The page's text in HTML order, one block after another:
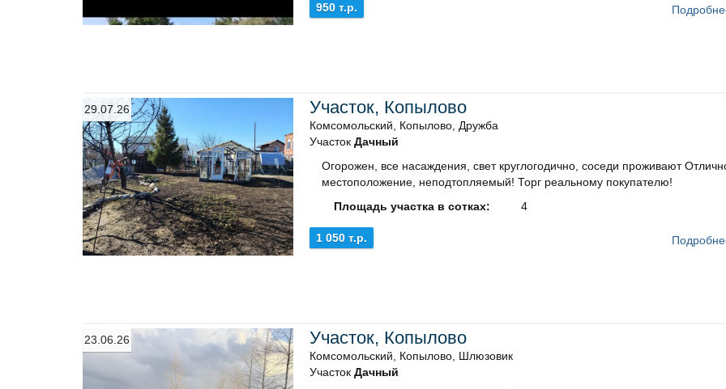
950 т.р.
29.07.26 Участок, Копылово
Комсомольский, Копылово, Дружба
Участок Дачный
Огорожен, все насаждения, свет круглогодично, соседи проживают
местоположение, неподтопляемый! Торг реальному покупателю!
Площадь участка в сотках:
4
1 050 т.р.
23.06.26 Участок, Копылово
Комсомольский, Копылово, Шлюзовик
Участок Дачный